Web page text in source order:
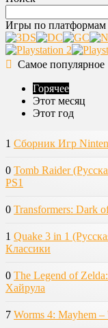
Игры по платформам
Самое популярное
Горячее
Этот месяц
Этот год
1 Сборник Игр
0 Tomb Raider
PS1
0 Transformers: Dark
1 Quake 3 in 1
Классики
0 The Legend of
Хайрула
7 Worms 4: Mayhem